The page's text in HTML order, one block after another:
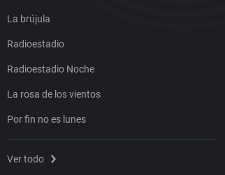
La brújula
Radioestadio
Radioestadio Noche
La rosa de los vientos
Por fin no es lunes
Ver todo